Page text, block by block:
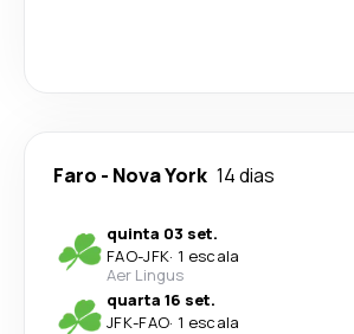
Faro - Nova York 14 dias
quinta 03 set.
FAO-JFK· 1 escala
Aer Lingus
quarta 16 set.
JFK-FAO· 1 escala